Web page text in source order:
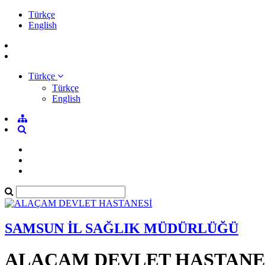
Türkçe
English
Türkçe
Türkçe
English
SAMSUN İL SAĞLIK MÜDÜRLÜĞÜ
ALAÇAM DEVLET